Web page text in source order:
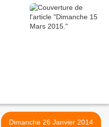
Dimanche 26 Janvier 2014